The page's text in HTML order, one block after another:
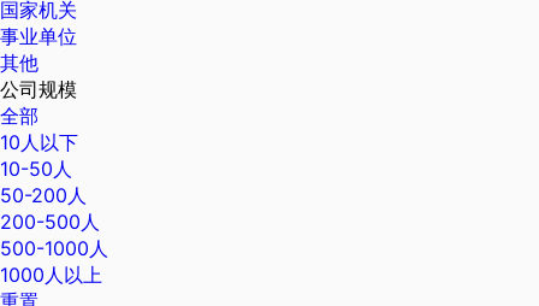
国家机关
事业单位
其他
公司规模
全部
10人以下
10-50人
50-200人
200-500人
500-1000人
1000人以上
重置